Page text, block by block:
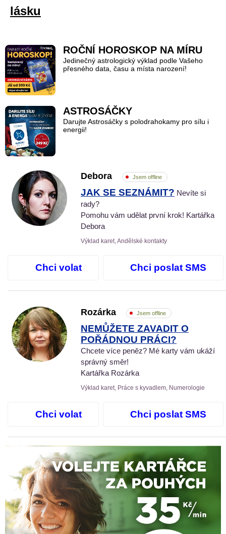
lásku
ROČNÍ HOROSKOP NA MÍRU
Jedinečný astrologický výklad podle Vašeho
přesného data, času a místa narození!
ASTROSÁČKY
Darujte Astrosáčky s polodrahokamy pro sílu i
energii!
Debora Jsem offline
JAK SE SEZNÁMIT? Nevíte si
rady?
Pomohu vám udělat první krok! Kartářka
Debora
Výklad karet, Andělské kontakty
Chci volat Chci poslat SMS
Rozárka Jsem offline
NEMŮŽETE ZAVADIT O
POŘÁDNOU PRÁCI?
Chcete více peněz? Mé karty vám ukáží
správný směr!
Kartářka Rozárka
Výklad karet, Práce s kyvadlem, Numerologie
Chci volat Chci poslat SMS